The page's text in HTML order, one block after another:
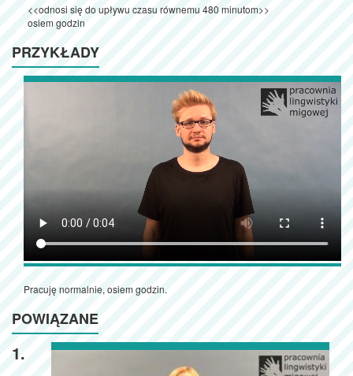
<<odnosi się do upływu czasu równemu 480 minutom>>
osiem godzin
PRZYKŁADY
Pracuję normalnie, osiem godzin.
POWIĄZANE
1.